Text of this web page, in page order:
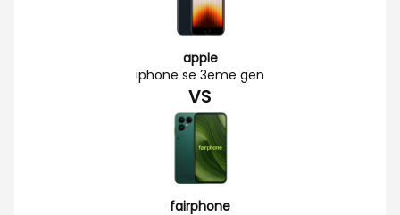
apple
iphone se 3eme gen
VS
fairphone